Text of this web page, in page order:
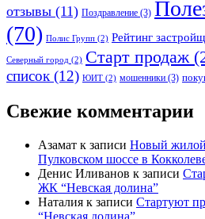
отзывы (11) Поздравление (3)
(70) Полис Групп (2) Рейтинг
Северный город (2) Старт продаж
список (12) ЮИТ (2) мошенники (3)
Свежие комментарии
Азамат к записи Новый жилой
Пулковском шоссе в
Денис Иливанов к записи
ЖК “Невская долина”
Наталия к записи Стартуют
“Невская долина”